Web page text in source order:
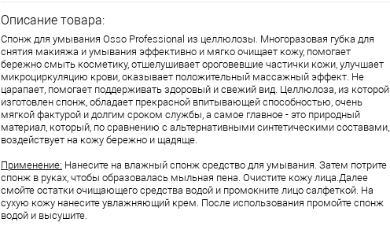
Описание товара:
Спонж для умывания Osso Professional из целлюлозы. Многоразовая губка для
снятия макияжа и умывания эффективно и мягко очищает кожу, помогает
бережно смыть косметику, отшелушивает ороговевшие частички кожи, улучшает
микроциркуляцию крови, оказывает положительный массажный эффект. Не
царапает, помогает поддерживать здоровый и свежий вид. Целлюлоза, из которой
изготовлен спонж, обладает прекрасной впитывающей способностью, очень
мягкой фактурой и долгим сроком службы, а самое главное - это природный
материал, который, по сравнению с альтернативными синтетическими составами,
воздействует на кожу бережно и щадяще.
Применение: Нанесите на влажный спонж средство для умывания. Затем потрите
спонж в руках, чтобы образовалась мыльная пена. Очистите кожу лица.Далее
смойте остатки очищающего средства водой и промокните лицо салфеткой. На
сухую кожу нанесите увлажняющий крем. После использования промойте спонж
водой и высушите.